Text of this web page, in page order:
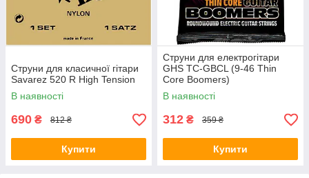
Струни для класичної гітари
Savarez 520 R High Tension
В наявності
690 ₴ 812 ₴
Купити
Струни для електрогітари
GHS TC-GBCL (9-46 Thin
Core Boomers)
В наявності
312 ₴ 359 ₴
Купити